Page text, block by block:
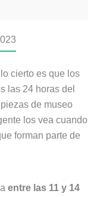
cierto es que los
las 24 horas del
de museo
los vea cuando
forman parte de
entre las 11 y 14